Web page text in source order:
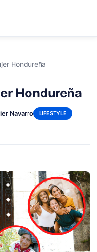
Hondureña
Hondureña
Navarro LIFESTYLE